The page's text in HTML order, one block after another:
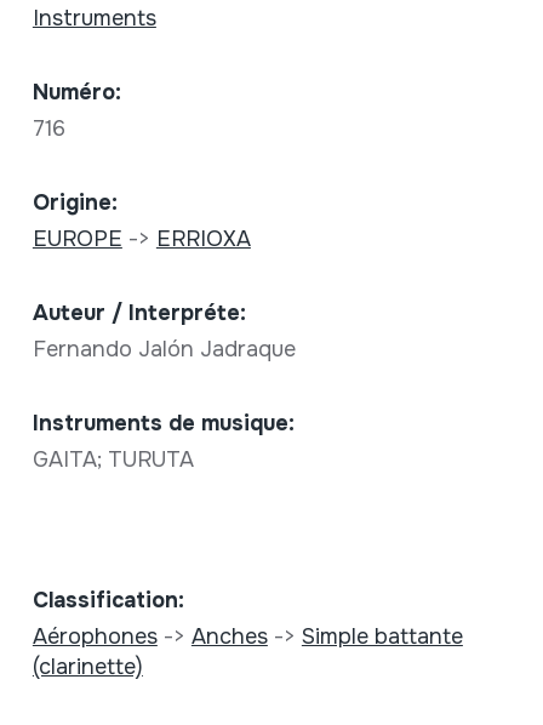
Instruments
Numéro:
716
Origine:
EUROPE -> ERRIOXA
Auteur / Interpréte:
Fernando Jalón Jadraque
Instruments de musique:
GAITA; TURUTA
Classification:
Aérophones-> Anches-> Simple battante
(clarinette)